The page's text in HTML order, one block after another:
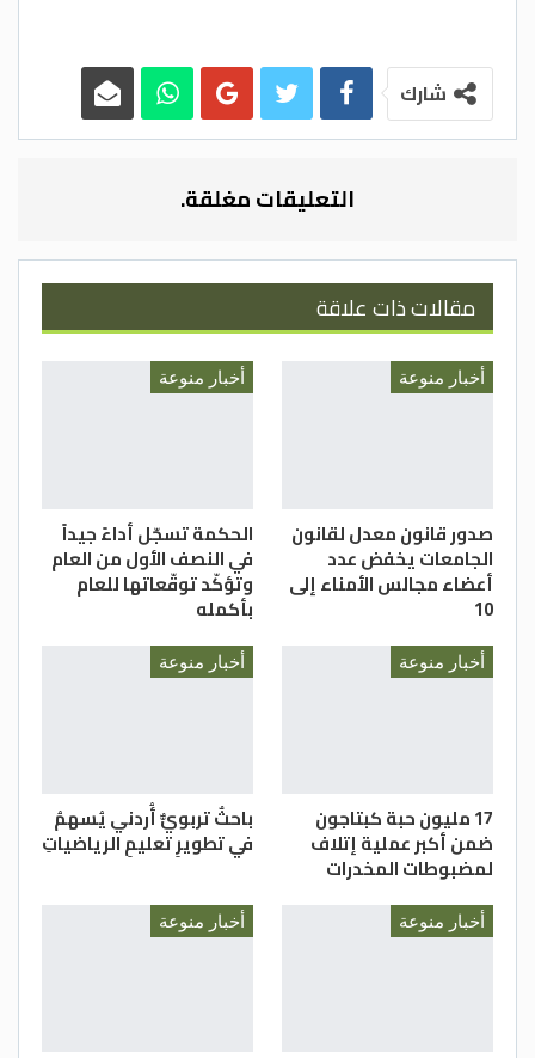
الأسبوع، من الأحد حتى الخميس، على أن تمتد
المحاضرة ساعة وربع الساعة.
لاين بالكامل) ستُعقد في الفترة المسائية بعد
موعد آخر محاضرة هو الساعة السابعة وخمس
وأربعون دقيقة مساءً.
شارك
التعليقات مغلقة.
مقالات ذات علاقة
أخبار منوعة
صدور قانون معدل لقانون
الجامعات يخفض عدد
أعضاء مجالس الأمناء إلى
10
أخبار منوعة
الحكمة تسجّل أداءً جيداً
في النصف الأول من العام
وتؤكّد توقّعاتها للعام
بأكمله
أخبار منوعة
17 مليون حبة كبتاجون
ضمن أكبر عملية إتلاف
لمضبوطات المخدرات
أخبار منوعة
باحثٌ تربويٌّ أُردني يُسهمُ
في تطويرِ تعليمِ الرياضياتِ
أخبار منوعة أخبار منوعة